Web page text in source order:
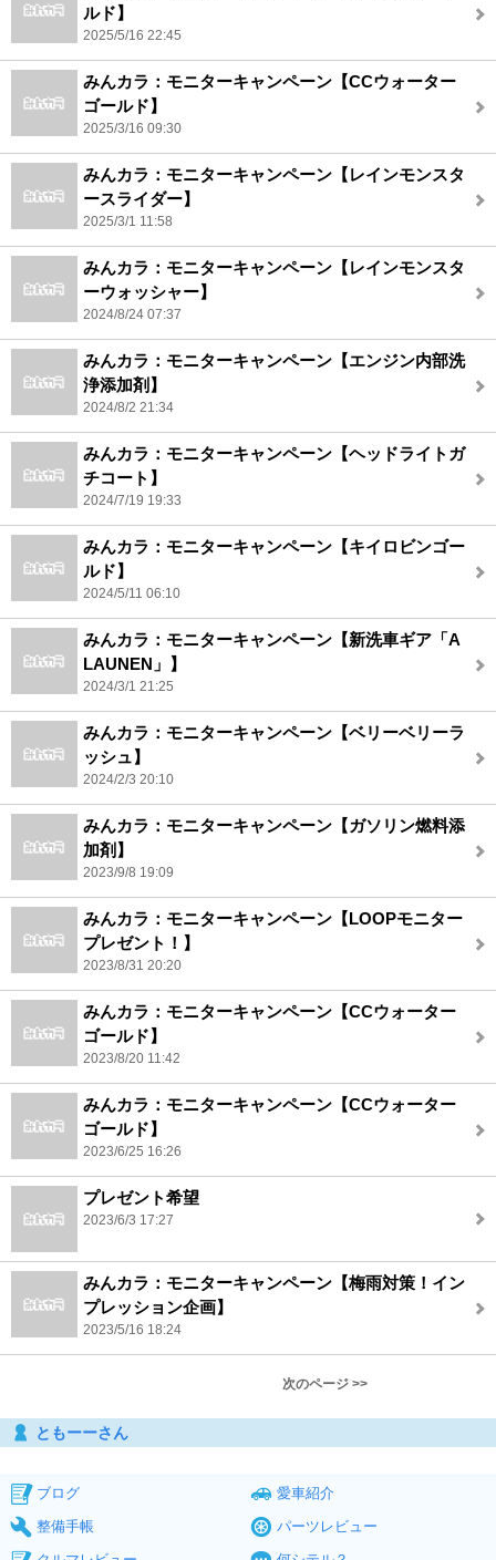
ルド】
2025/5/16 22:45
みんカラ：モニターキャンペーン【CCウォーター
ゴールド】
2025/3/16 09:30
みんカラ：モニターキャンペーン【レインモンスタ
ースライダー】
2025/3/1 11:58
みんカラ：モニターキャンペーン【レインモンスタ
ーウォッシャー】
2024/8/24 07:37
みんカラ：モニターキャンペーン【エンジン内部洗
浄添加剤】
2024/8/2 21:34
みんカラ：モニターキャンペーン【ヘッドライトガ
チコート】
2024/7/19 19:33
みんカラ：モニターキャンペーン【キイロビンゴー
ルド】
2024/5/11 06:10
みんカラ：モニターキャンペーン【新洗車ギア「A
LAUNEN」】
2024/3/1 21:25
みんカラ：モニターキャンペーン【ベリーベリーラ
ッシュ】
2024/2/3 20:10
みんカラ：モニターキャンペーン【ガソリン燃料添
加剤】
2023/9/8 19:09
みんカラ：モニターキャンペーン【LOOPモニター
プレゼント！】
2023/8/31 20:20
みんカラ：モニターキャンペーン【CCウォーター
ゴールド】
2023/8/20 11:42
みんカラ：モニターキャンペーン【CCウォーター
ゴールド】
2023/6/25 16:26
プレゼント希望
2023/6/3 17:27
みんカラ：モニターキャンペーン【梅雨対策！イン
プレッション企画】
2023/5/16 18:24
次のページ >>
ともーーさん
ブログ
愛車紹介
整備手帳
パーツレビュー